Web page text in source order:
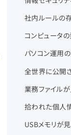
社内ルールの
コンピュータ
パソコン運用
全世界に公開
業務ファイル
拾われた個人
USBメモリが